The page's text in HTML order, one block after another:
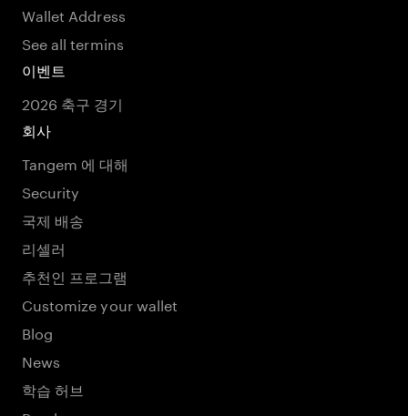
Wallet Address
See all termins
이벤트
2026 축구 경기
회사
Tangem 에 대해
Security
국제 배송
리셀러
추천인 프로그램
Customize your wallet
Blog
News
학습 허브